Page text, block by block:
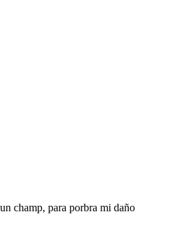
champ, para porbra mi daño